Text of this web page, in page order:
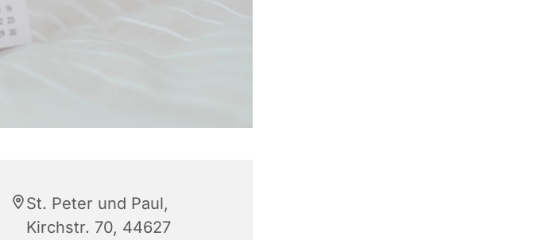
St. Peter und Paul,
Kirchstr. 70, 44627